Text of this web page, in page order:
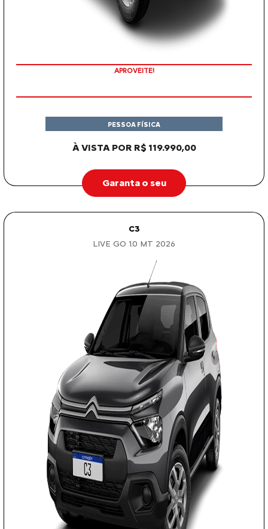
APROVEITE!
À VISTA POR R$ 119.990,00
PESSOA FÍSICA
Garanta o seu
C3
LIVE GO 1.0 MT 2026